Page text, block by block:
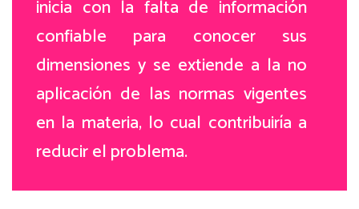
inicia con la falta de información
confiable para conocer sus
dimensiones y se extiende a la no
aplicación de las normas vigentes
en la materia, lo cual contribuiría a
reducir el problema.